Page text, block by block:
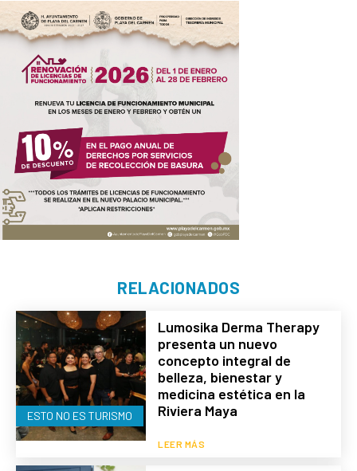
RELACIONADOS
ESTO NO ES TURISMO
Lumosika Derma Therapy
presenta un nuevo
concepto integral de
belleza, bienestar y
medicina estética en la
Riviera Maya
LEER MÁS